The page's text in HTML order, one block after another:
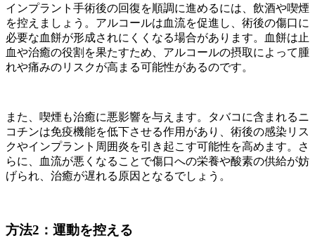
インプラント手術後の回復を順調に進めるには、飲酒や喫煙
を控えましょう。アルコールは血流を促進し、術後の傷口に
必要な血餅が形成されにくくなる場合があります。血餅は止
血や治癒の役割を果たすため、アルコールの摂取によって腫
れや痛みのリスクが高まる可能性があるのです。
また、喫煙も治癒に悪影響を与えます。タバコに含まれるニ
コチンは免疫機能を低下させる作用があり、術後の感染リス
クやインプラント周囲炎を引き起こす可能性を高めます。さ
らに、血流が悪くなることで傷口への栄養や酸素の供給が妨
げられ、治癒が遅れる原因となるでしょう。
方法2：運動を控える